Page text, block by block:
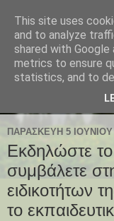
ΠΑΡΑΣΚΕΥΉ 5 ΙΟΥΝΊΟΥ
Εκδηλώστε
συμβάλετε
ειδικοτήτων
το
This site uses
and to analyze
shared with
metrics to ensure
statistics, and to